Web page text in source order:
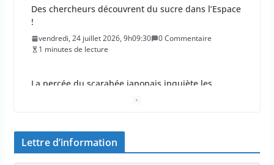
Des chercheurs découvrent du sucre dans l’Espace
!
vendredi, 24 juillet 2026, 9h09:30
0 Commentaire
1 minutes de lecture
La percée du scarabée japonais inquiète les
Lettre d’information